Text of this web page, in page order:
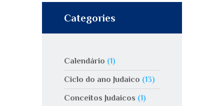
Categories
Calendário (1)
Ciclo do ano Judaico (13)
Conceitos Judaicos (1)